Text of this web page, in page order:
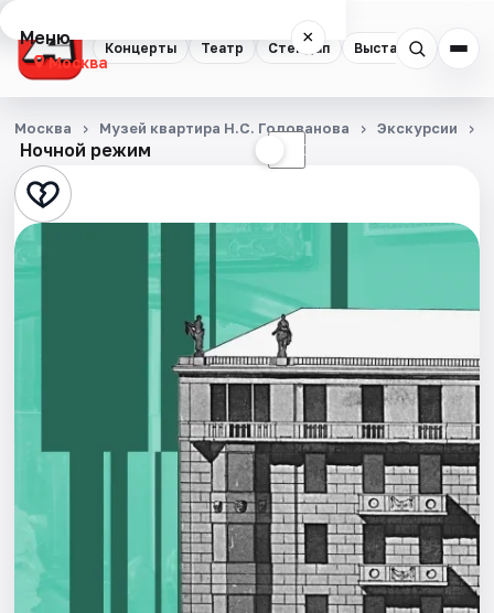
Концерты Театр Стендап Выставки
Меню ×
Москва
Концерты
Театр
Стендап
Выставки
Квесты
Площадки
Ночной режим ☾
Москва Музей квартира Н.С. Голованова Экскурсии